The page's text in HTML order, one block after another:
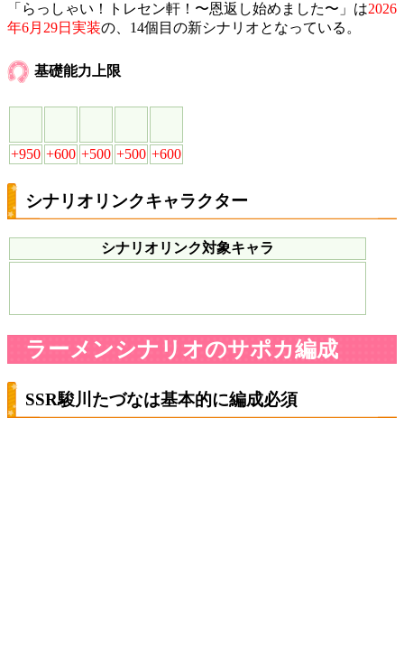
「らっしゃい！トレセン軒！〜恩返し始めました〜」は2026
年6月29日実装の、14個目の新シナリオとなっている。
基礎能力上限
+950 +600 +500 +500 +600
シナリオリンクキャラクター
シナリオリンク対象キャラ
ラーメンシナリオのサポカ編成
SSR駿川たづなは基本的に編成必須